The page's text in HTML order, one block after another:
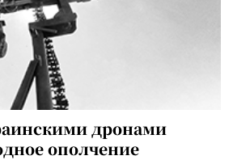
дронами
ополчение